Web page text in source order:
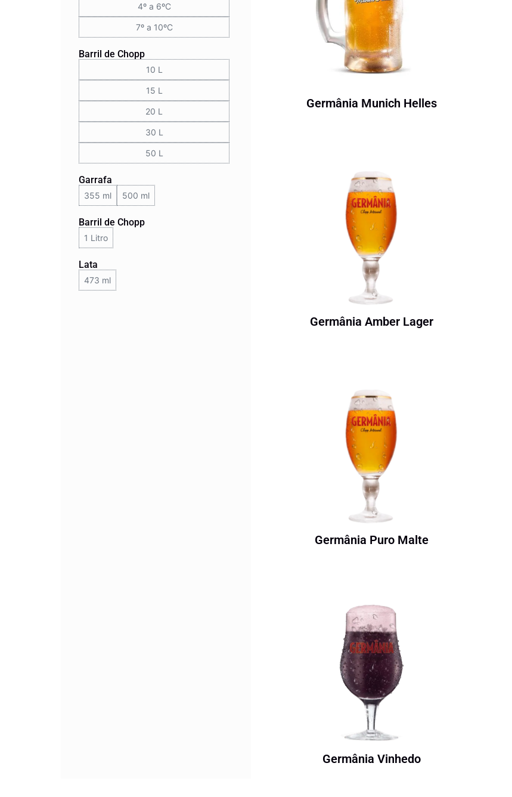
4º a 6ºC
7º a 10ºC
Barril de Chopp
10 L
15 L
20 L
30 L
50 L
Garrafa
355 ml 500 ml
Barril de Chopp
1 Litro
Lata
473 ml
Germânia Munich Helles
Germânia Amber Lager
Germânia Puro Malte
Germânia Vinhedo